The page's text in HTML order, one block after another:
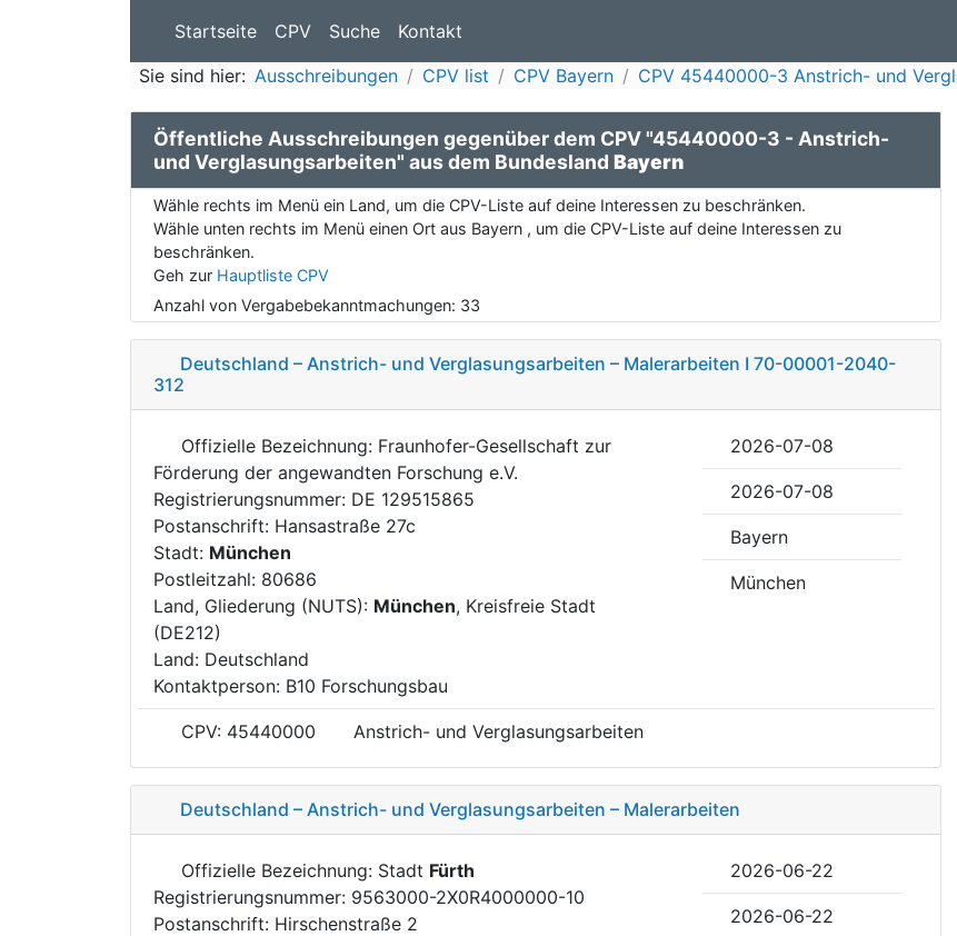
Startseite CPV Suche Kontakt
Sie sind hier: Ausschreibungen CPV list CPV Bayern CPV 45440000-3 Anstrich- und
Öffentliche Ausschreibungen gegenüber dem CPV "45440000-3 - Anstrich-
und Verglasungsarbeiten" aus dem Bundesland Bayern
Wähle rechts im Menü ein Land, um die CPV-Liste auf deine Interessen zu beschränken.
Wähle unten rechts im Menü einen Ort aus Bayern , um die CPV-Liste auf deine Interessen zu
beschränken.
Geh zur Hauptliste CPV
Anzahl von Vergabebekanntmachungen: 33
Deutschland – Anstrich- und Verglasungsarbeiten – Malerarbeiten I 70-00001-2040-
312
Offizielle Bezeichnung: Fraunhofer-Gesellschaft zur
Förderung der angewandten Forschung e.V.
Registrierungsnummer: DE 129515865
Postanschrift: Hansastraße 27c
Stadt: München
Postleitzahl: 80686
Land, Gliederung (NUTS): München, Kreisfreie Stadt
(DE212)
Land: Deutschland
Kontaktperson: B10 Forschungsbau
2026-07-08
2026-07-08
Bayern
München
CPV: 45440000 Anstrich- und Verglasungsarbeiten
Deutschland – Anstrich- und Verglasungsarbeiten – Malerarbeiten
Offizielle Bezeichnung: Stadt Fürth
Registrierungsnummer: 9563000-2X0R4000000-10
Postanschrift: Hirschenstraße 2
2026-06-22
2026-06-22